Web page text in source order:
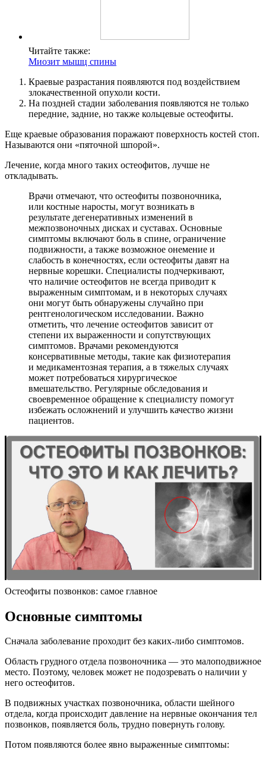
Читайте также:
Миозит мышц спины
Краевые разрастания появляются под воздействием
злокачественной опухоли кости.
На поздней стадии заболевания появляются не только
передние, задние, но также кольцевые остеофиты.
Еще краевые образования поражают поверхность костей стоп.
Называются они «пяточной шпорой».
Лечение, когда много таких остеофитов, лучше не
откладывать.
Врачи отмечают, что остеофиты позвоночника,
или костные наросты, могут возникать в
результате дегенеративных изменений в
межпозвоночных дисках и суставах. Основные
симптомы включают боль в спине, ограничение
подвижности, а также возможное онемение и
слабость в конечностях, если остеофиты давят на
нервные корешки. Специалисты подчеркивают,
что наличие остеофитов не всегда приводит к
выраженным симптомам, и в некоторых случаях
они могут быть обнаружены случайно при
рентгенологическом исследовании. Важно
отметить, что лечение остеофитов зависит от
степени их выраженности и сопутствующих
симптомов. Врачами рекомендуются
консервативные методы, такие как физиотерапия
и медикаментозная терапия, а в тяжелых случаях
может потребоваться хирургическое
вмешательство. Регулярные обследования и
своевременное обращение к специалисту помогут
избежать осложнений и улучшить качество жизни
пациентов.
Остеофиты позвонков: самое главное
Основные симптомы
Сначала заболевание проходит без каких-либо симптомов.
Область грудного отдела позвоночника — это малоподвижное
место. Поэтому, человек может не подозревать о наличии у
него остеофитов.
В подвижных участках позвоночника, области шейного
отдела, когда происходит давление на нервные окончания тел
позвонков, появляется боль, трудно повернуть голову.
Потом появляются более явно выраженные симптомы: